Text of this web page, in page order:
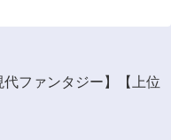
代ファンタジー】【上位